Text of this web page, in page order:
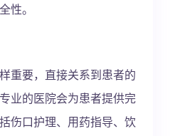
性。
重要，直接关系到患者的
业的医院会为患者提供完
伤口护理、用药指导、饮